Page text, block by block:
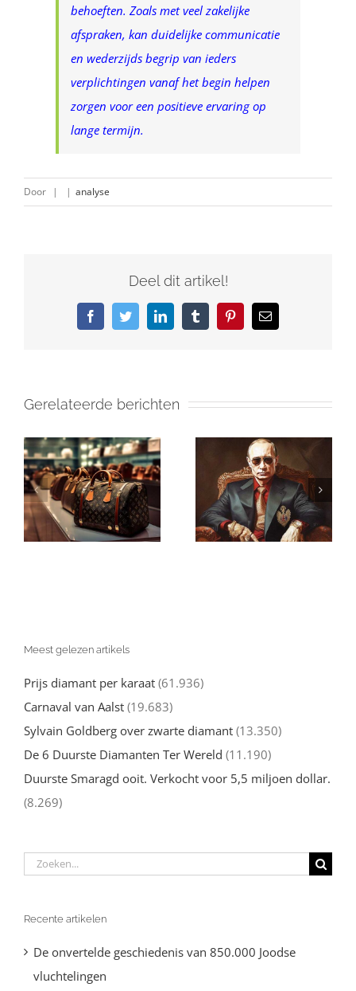
behoeften. Zoals met veel zakelijke
afspraken, kan duidelijke communicatie
en wederzijds begrip van ieders
verplichtingen vanaf het begin helpen
zorgen voor een positieve ervaring op
lange termijn.
Door | | analyse
Deel dit artikel!
FacebookTwitterLinkedInTumblrPinterest
E-
mail
Gerelateerde berichten
Zal een verbod
op Russische
diamanten
doeltreffend
Onderdrukking
van Vrouwen
door Radicale
Islam in Iran
Meest gelezen artikels
Prijs diamant per karaat (61.936)
Carnaval van Aalst (19.683)
Sylvain Goldberg over zwarte diamant (13.350)
De 6 Duurste Diamanten Ter Wereld (11.190)
Duurste Smaragd ooit. Verkocht voor 5,5 miljoen dollar.
(8.269)
Zoeken
Recente artikelen
De onvertelde geschiedenis van 850.000 Joodse
vluchtelingen